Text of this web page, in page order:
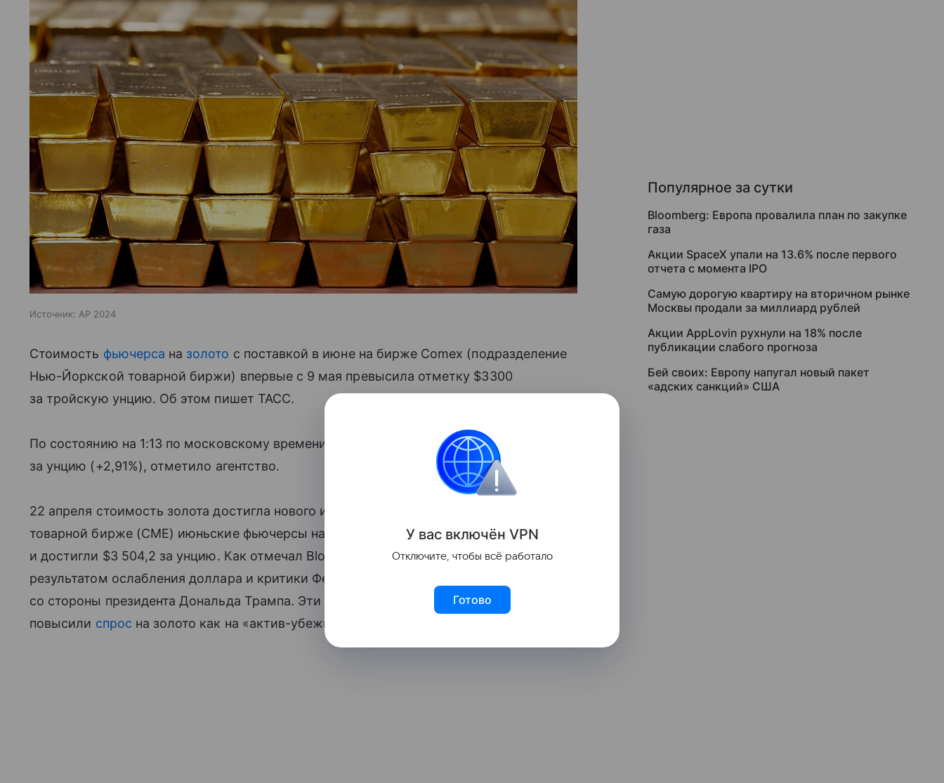
Источник: AP 2024
Стоимость фьючерса на золото с поставкой в июне на бирже Comex (подразделение
Нью-Йоркской товарной биржи) впервые с 9 мая превысила отметку $3300
за тройскую унцию. Об этом пишет ТАСС.
По состоянию на 1:13 по московскому времени стоимость золота составляла $3307
за унцию (+2,91%), отметило агентство.
22 апреля стоимость золота достигла нового исторического рекорда: на Чикагской
товарной бирже (CME) июньские фьючерсы на золото подорожали на 2,3%
и достигли $3 504,2 за унцию. Как отмечал Bloomberg, рост цен на золото стал
результатом ослабления доллара и критики Федеральной резервной системы США
со стороны президента Дональда Трампа. Эти факторы, по мнению аналитиков,
повысили спрос на золото как на «актив-убежище».
Популярное за сутки
Bloomberg: Европа провалила план по закупке
газа
Акции SpaceX упали на 13.6% после первого
отчета с момента IPO
Самую дорогую квартиру на вторичном рынке
Москвы продали за миллиард рублей
Акции AppLovin рухнули на 18% после
публикации слабого прогноза
Бей своих: Европу напугал новый пакет
«адских санкций» США
У вас включён VPN
Отключите, чтобы всё работало
Готово